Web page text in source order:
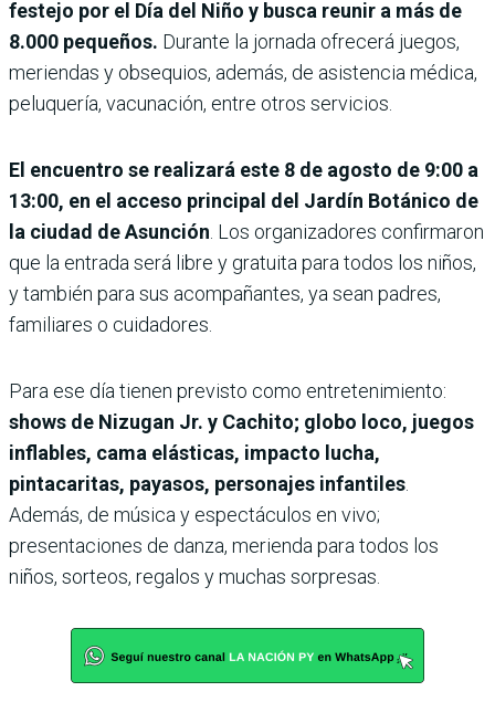
festejo por el Día del Niño y busca reunir a más de
8.000 pequeños. Durante la jornada ofrecerá juegos,
meriendas y obsequios, además, de asistencia médica,
peluquería, vacunación, entre otros servicios.
El encuentro se realizará este 8 de agosto de 9:00 a
13:00, en el acceso principal del Jardín Botánico de
la ciudad de Asunción. Los organizadores confirmaron
que la entrada será libre y gratuita para todos los niños,
y también para sus acompañantes, ya sean padres,
familiares o cuidadores.
Para ese día tienen previsto como entretenimiento:
shows de Nizugan Jr. y Cachito; globo loco, juegos
inflables, cama elásticas, impacto lucha,
pintacaritas, payasos, personajes infantiles.
Además, de música y espectáculos en vivo;
presentaciones de danza, merienda para todos los
niños, sorteos, regalos y muchas sorpresas.